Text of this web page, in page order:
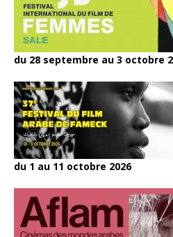
du 28 septembre au 3 octobre
du 1 au 11 octobre 2026